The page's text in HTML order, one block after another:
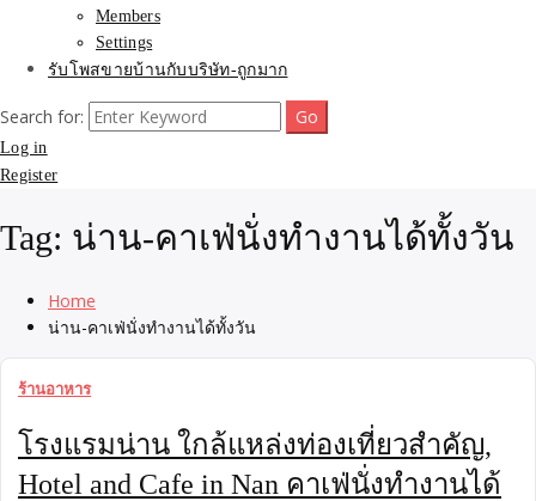
Members
Settings
รับโพสขายบ้านกับบริษัท-ถูกมาก
Search for:
Log in
Register
Tag: น่าน-คาเฟ่นั่งทำงานได้ทั้งวัน
Home
น่าน-คาเฟ่นั่งทำงานได้ทั้งวัน
ร้านอาหาร
โรงแรมน่าน ใกล้แหล่งท่องเที่ยวสำคัญ,
Hotel and Cafe in Nan คาเฟ่นั่งทำงานได้